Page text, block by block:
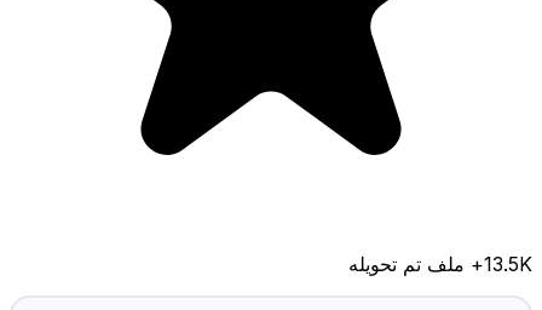
13.5K+ ملف تم تحويله